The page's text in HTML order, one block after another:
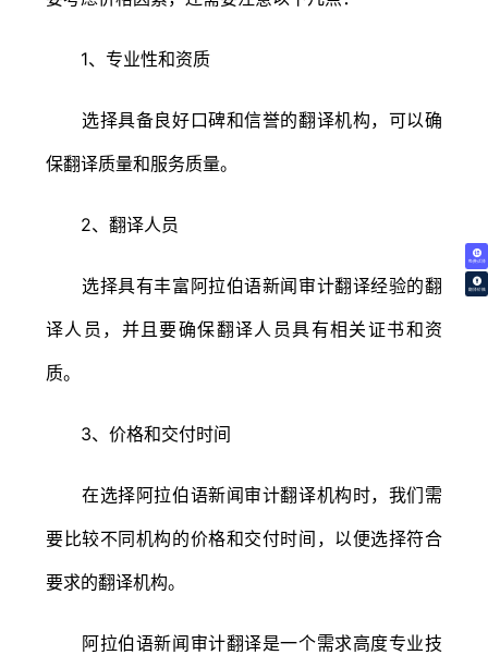
免费试译
翻译价格
1、专业性和资质
选择具备良好口碑和信誉的翻译机构，可以确
保翻译质量和服务质量。
2、翻译人员
选择具有丰富阿拉伯语新闻审计翻译经验的翻
译人员，并且要确保翻译人员具有相关证书和资
质。
3、价格和交付时间
在选择阿拉伯语新闻审计翻译机构时，我们需
要比较不同机构的价格和交付时间，以便选择符合
要求的翻译机构。
阿拉伯语新闻审计翻译是一个需求高度专业技